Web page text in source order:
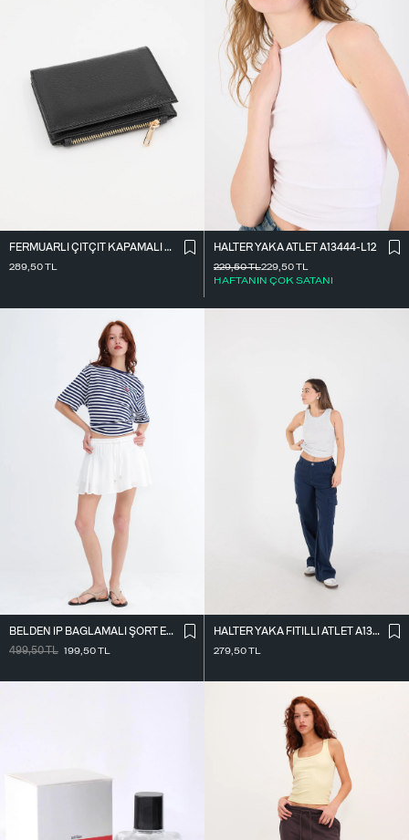
FERMUARLI ÇITÇIT KAPAMALI CÜZDAN CZDN118-F6
289,50TL
HALTER YAKA ATLET A13444-L12
229,50TL
HAFTANIN ÇOK SATANI
229,50TL
BELDEN İ̇P BAĞLAMALI ŞORT ETEK Ş16072-L7
499,50TL 199,50TL
HALTER YAKA FITILLI ATLET A13294-L7
279,50TL